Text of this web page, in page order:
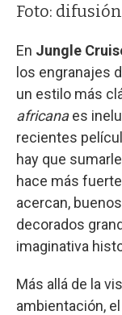
Foto: difusión
En Jungle
los engranajes
un estilo más
africanaes
recientes
hay que
hace más
acercan,
decorados
imaginativa
Más allá de la
ambientación,